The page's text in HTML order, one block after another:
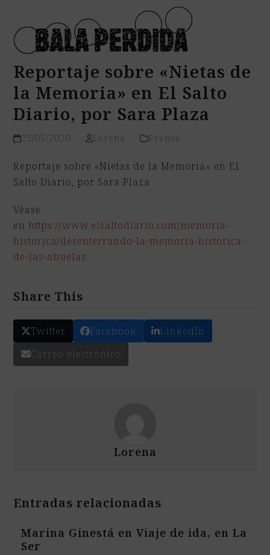
content
mobile
menu
mobile
menu
Reportaje sobre «Nietas de
la Memoria» en El Salto
Diario, por Sara Plaza
25/05/2020 Lorena Prensa
Reportaje sobre «Nietas de la Memoria» en El
Salto Diario, por Sara Plaza
Véase
en https://www.elsaltodiario.com/memoria-
historica/desenterrando-la-memoria-historica-
de-las-abuelas
Share This
Twitter Facebook
LinkedIn
Correo electrónico
Lorena
Entradas relacionadas
Marina Ginestá en Viaje de ida, en La
Ser